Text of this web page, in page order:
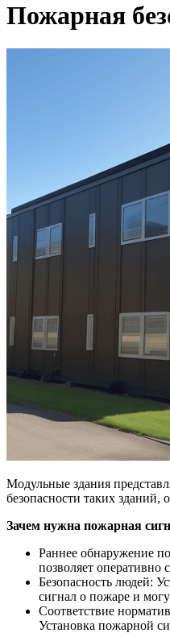
Пожарная
Модульные здания
безопасности таких
Зачем нужна пожарная
Раннее обнаружение
позволяет
Безопасность людей:
сигнал о пожаре и
Соответствие
Установка пожарной